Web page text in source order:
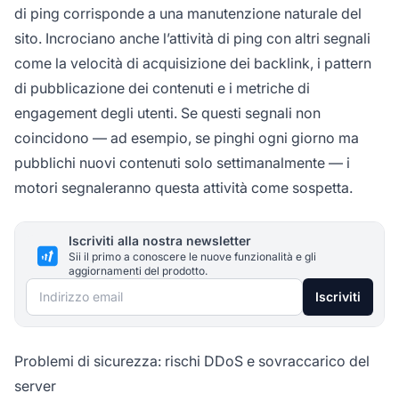
di ping corrisponde a una manutenzione naturale del
sito. Incrociano anche l’attività di ping con altri segnali
come la velocità di acquisizione dei backlink, i pattern
di pubblicazione dei contenuti e i metriche di
engagement degli utenti. Se questi segnali non
coincidono — ad esempio, se pinghi ogni giorno ma
pubblichi nuovi contenuti solo settimanalmente — i
motori segnaleranno questa attività come sospetta.
Iscriviti alla nostra newsletter
Sii il primo a conoscere le nuove funzionalità e gli
aggiornamenti del prodotto.
Indirizzo email Iscriviti
Problemi di sicurezza: rischi DDoS e sovraccarico del
server